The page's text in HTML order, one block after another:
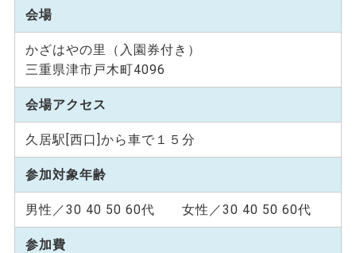
会場
かざはやの里（入園券付き）
三重県津市戸木町4096
会場アクセス
久居駅[西口]から車で１５分
参加対象年齢
男性／30 40 50 60代 女性／30 40 50 60代
参加費